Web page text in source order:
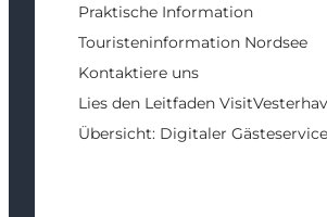
Praktische Information
Touristeninformation Nordsee
Kontaktiere uns
Lies den Leitfaden
Übersicht: Digitaler Gästeservice